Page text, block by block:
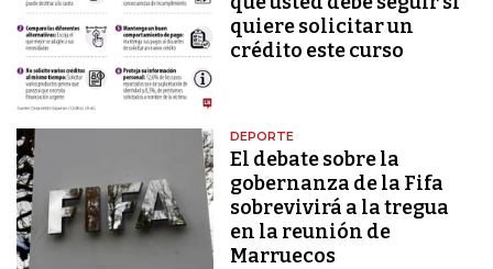
quiere solicitar un
crédito este curso
DEPORTE
El debate sobre la
gobernanza de la Fifa
sobrevivirá a la tregua
en la reunión de
Marruecos